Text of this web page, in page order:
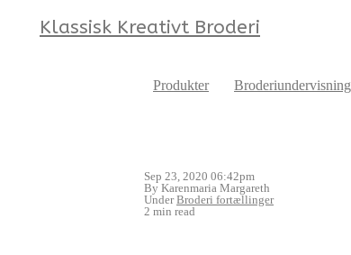
Klassisk Kreativt Broderi
Produkter Broderiundervisning
Sep 23, 2020 06:42pm
By Karenmaria Margareth
UnderBroderi fortællinger
2 min read